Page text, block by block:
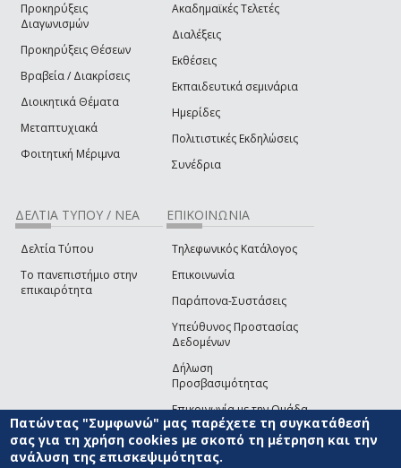
Προκηρύξεις
Διαγωνισμών
Προκηρύξεις Θέσεων
Βραβεία / Διακρίσεις
Διοικητικά Θέματα
Μεταπτυχιακά
Φοιτητική Μέριμνα
Ακαδημαϊκές Τελετές
Διαλέξεις
Εκθέσεις
Εκπαιδευτικά σεμινάρια
Ημερίδες
Πολιτιστικές Εκδηλώσεις
Συνέδρια
ΔΕΛΤΙΑ ΤΥΠΟΥ / ΝΕΑ
Δελτία Τύπου
Το πανεπιστήμιο στην
επικαιρότητα
ΕΠΙΚΟΙΝΩΝΙΑ
Τηλεφωνικός Κατάλογος
Επικοινωνία
Παράπονα-Συστάσεις
Υπεύθυνος Προστασίας
Δεδομένων
Δήλωση
Προσβασιμότητας
Επικοινωνία με την Ομάδα
Ανάπτυξης του site(link sends e-mail)
© ΠΑΝΕΠΙΣΤΗΜΙΟ ΑΙΓΑΙΟΥ ΟΡΟΙ ΧΡΗΣΗΣ
Πατώντας "Συμφωνώ" μας παρέχετε τη συγκατάθεσή
σας για τη χρήση cookies με σκοπό τη μέτρηση και την
ανάλυση της επισκεψιμότητας.